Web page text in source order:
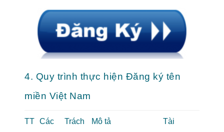
4. Quy trình thực hiện Đăng ký tên
miền Việt Nam
TT Các
Trách
Mô tả
Tài